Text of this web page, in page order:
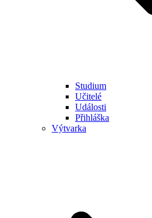
Studium
Učitelé
Události
Přihláška
Výtvarka